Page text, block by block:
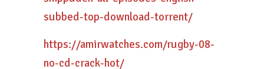
subbed-top-download-torrent/
https://amirwatches.com/rugby-08-
no-cd-crack-hot/